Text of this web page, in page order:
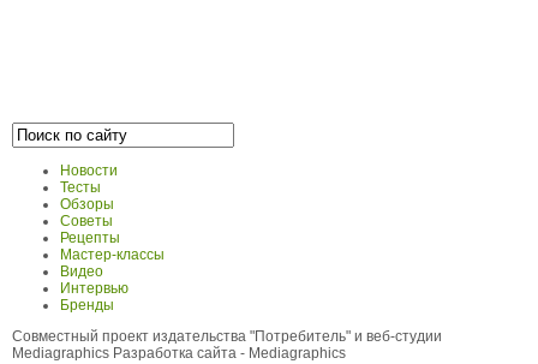
Новости
Тесты
Обзоры
Советы
Рецепты
Мастер-классы
Видео
Интервью
Бренды
Совместный проект издательства "Потребитель" и веб-студии
Mediagraphics Разработка сайта - Mediagraphics